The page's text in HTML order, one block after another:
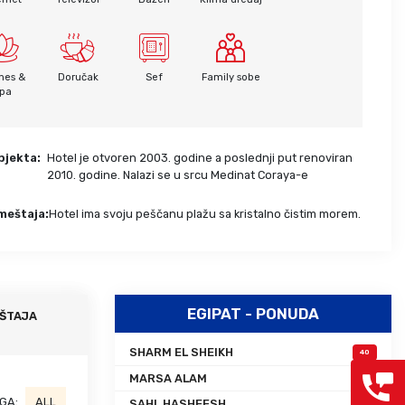
Olimpska regija
Alexandroupolis
Jonska obala
&
Doručak Sef Family sobe
Hotel je otvoren 2003. godine a poslednji put renoviran
2010. godine. Nalazi se u srcu Medinat Coraya-e
Hotel ima svoju peščanu plažu sa kristalno čistim morem.
ALL
EGIPAT - PONUDA
SHARM EL SHEIKH 40
MARSA ALAM 48